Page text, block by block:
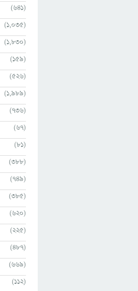
(641)
(1,035)
(1,830)
(159)
(526)
(1,989)
(736)
(67)
(81)
(388)
(749)
(385)
(620)
(225)
(487)
(669)
(112)